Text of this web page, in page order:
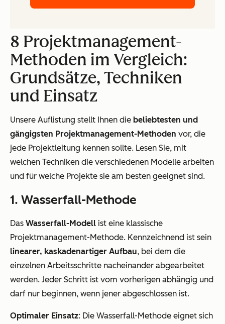
8 Projektmanagement-
Methoden im Vergleich:
Grundsätze, Techniken
und Einsatz
Unsere Auflistung stellt Ihnen die beliebtesten und
gängigsten Projektmanagement-Methoden vor, die
jede Projektleitung kennen sollte. Lesen Sie, mit
welchen Techniken die verschiedenen Modelle arbeiten
und für welche Projekte sie am besten geeignet sind.
1. Wasserfall-Methode
Das Wasserfall-Modell ist eine klassische
Projektmanagement-Methode. Kennzeichnend ist sein
linearer, kaskadenartiger Aufbau, bei dem die
einzelnen Arbeitsschritte nacheinander abgearbeitet
werden. Jeder Schritt ist vom vorherigen abhängig und
darf nur beginnen, wenn jener abgeschlossen ist.
Optimaler Einsatz: Die Wasserfall-Methode eignet sich